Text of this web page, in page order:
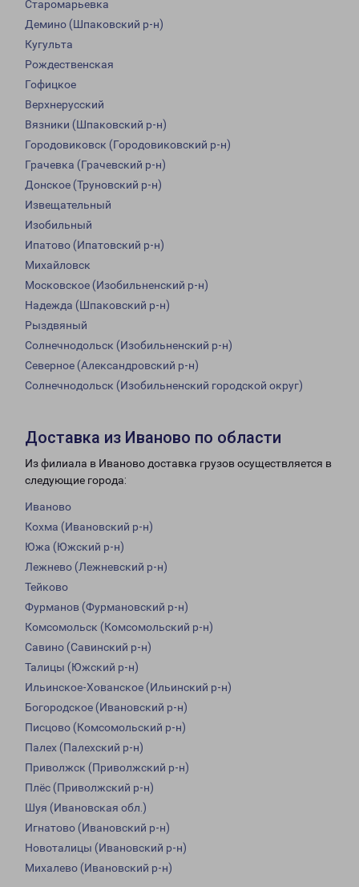
Старомарьевка
Демино (Шпаковский р-н)
Кугульта
Рождественская
Гофицкое
Верхнерусский
Вязники (Шпаковский р-н)
Городовиковск (Городовиковский р-н)
Грачевка (Грачевский р-н)
Донское (Труновский р-н)
Извещательный
Изобильный
Ипатово (Ипатовский р-н)
Михайловск
Московское (Изобильненский р-н)
Надежда (Шпаковский р-н)
Рыздвяный
Солнечнодольск (Изобильненский р-н)
Северное (Александровский р-н)
Солнечнодольск (Изобильненский городской округ)
Доставка из Иваново по области
Из филиала в Иваново доставка грузов осуществляется в
следующие города:
Иваново
Кохма (Ивановский р-н)
Южа (Южский р-н)
Лежнево (Лежневский р-н)
Тейково
Фурманов (Фурмановский р-н)
Комсомольск (Комсомольский р-н)
Савино (Савинский р-н)
Талицы (Южский р-н)
Ильинское-Хованское (Ильинский р-н)
Богородское (Ивановский р-н)
Писцово (Комсомольский р-н)
Палех (Палехский р-н)
Приволжск (Приволжский р-н)
Плёс (Приволжский р-н)
Шуя (Ивановская обл.)
Игнатово (Ивановский р-н)
Новоталицы (Ивановский р-н)
Михалево (Ивановский р-н)